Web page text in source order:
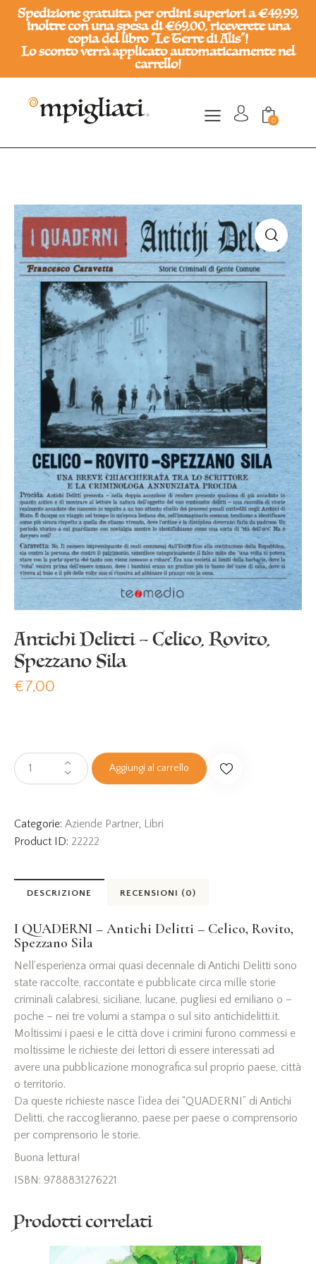
Spedizione gratuita per ordini superiori a €49,99,
inoltre con una spesa di €69,00, riceverete una
copia del libro "Le Terre di Alis"!
Lo sconto verrà applicato automaticamente nel
carrello!
0
Antichi Delitti – Celico, Rovito,
Spezzano Sila
€7,00
Aggiungi al carrello
Categorie: Aziende Partner, Libri
Product ID: 22222
DESCRIZIONE RECENSIONI (0)
I QUADERNI – Antichi Delitti – Celico, Rovito,
Spezzano Sila
Nell’esperienza ormai quasi decennale di Antichi Delitti sono
state raccolte, raccontate e pubblicate circa mille storie
criminali calabresi, siciliane, lucane, pugliesi ed emiliano o –
poche – nei tre volumi a stampa o sul sito antichidelitti.it.
Moltissimi i paesi e le città dove i crimini furono commessi e
moltissime le richieste dei lettori di essere interessati ad
avere una pubblicazione monografica sul proprio paese, città
o territorio.
Da queste richieste nasce l’idea dei “QUADERNI” di Antichi
Delitti, che raccoglieranno, paese per paese o comprensorio
per comprensorio le storie.
Buona lettura!
ISBN: 9788831276221
Prodotti correlati